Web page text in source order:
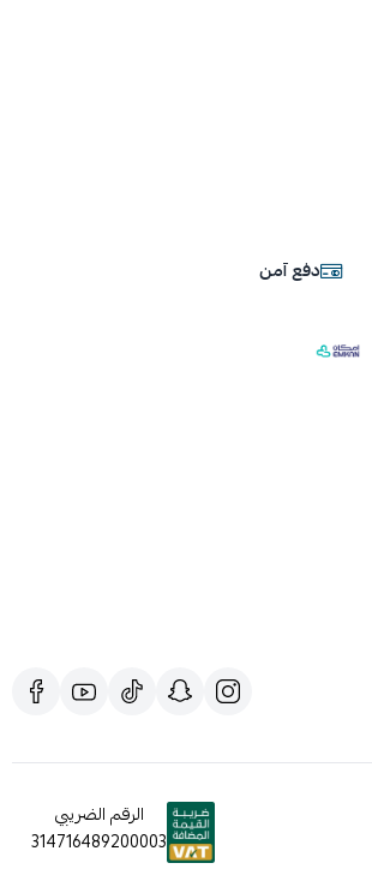
دفع آمن
الرقم الضريبي
314716489200003